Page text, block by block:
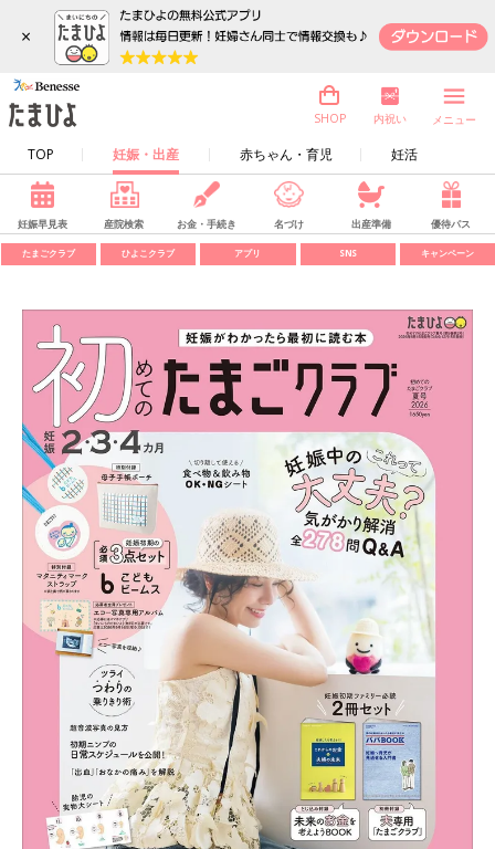
×
TOP 妊娠・出産 赤ちゃん・育児 妊活
SHOP 内祝い メニュー
妊娠早見表 産院検索 お金・手続き 名づけ 出産準備 優待パス
たまごクラブ ひよこクラブ アプリ SNS キャンペーン